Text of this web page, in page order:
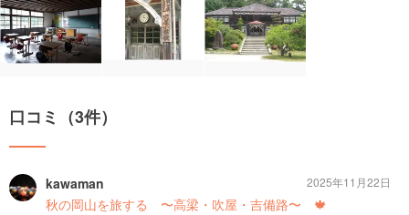
口コミ（3件）
kawaman
秋の岡山を旅する 〜高梁・吹屋・吉備路〜 🍁
2025年11月22日